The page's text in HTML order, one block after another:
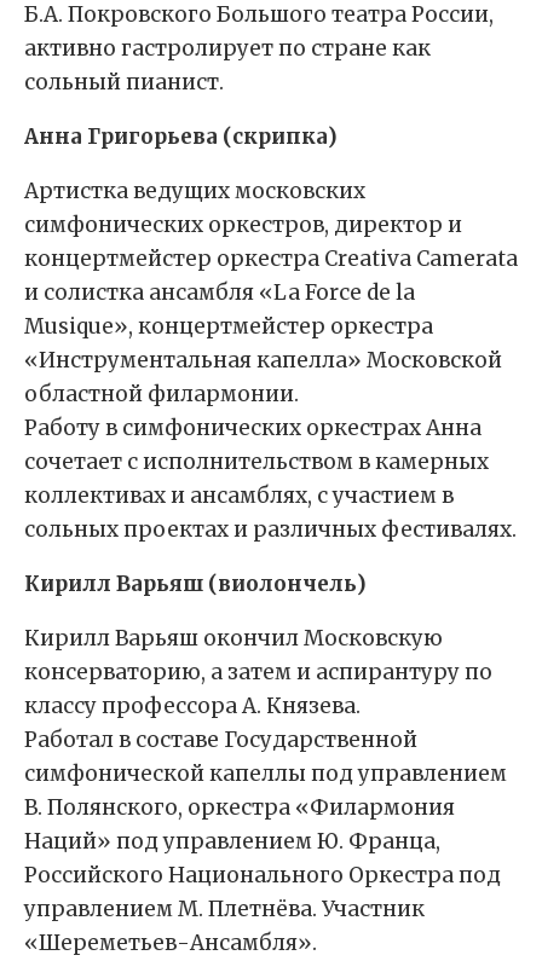
Б.А. Покровского Большого театра России,
активно гастролирует по стране как
сольный пианист.
Анна Григорьева (скрипка)
Артистка ведущих московских
симфонических оркестров, директор и
концертмейстер оркестра Creativa Camerata
и солистка ансамбля «La Force de la
Musique», концертмейстер оркестра
«Инструментальная капелла» Московской
областной филармонии.
Работу в симфонических оркестрах Анна
сочетает с исполнительством в камерных
коллективах и ансамблях, с участием в
сольных проектах и различных фестивалях.
Кирилл Варьяш (виолончель)
Кирилл Варьяш окончил Московскую
консерваторию, а затем и аспирантуру по
классу профессора А. Князева.
Работал в составе Государственной
симфонической капеллы под управлением
В. Полянского, оркестра «Филармония
Наций» под управлением Ю. Франца,
Российского Национального Оркестра под
управлением М. Плетнёва. Участник
«Шереметьев-Ансамбля».